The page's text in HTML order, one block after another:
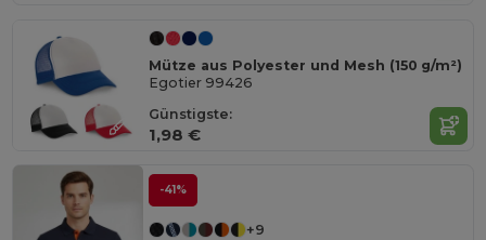
Mütze aus Polyester und Mesh (150 g/m²)
Egotier 99426
Günstigste:
1,98 €
-41%
+9